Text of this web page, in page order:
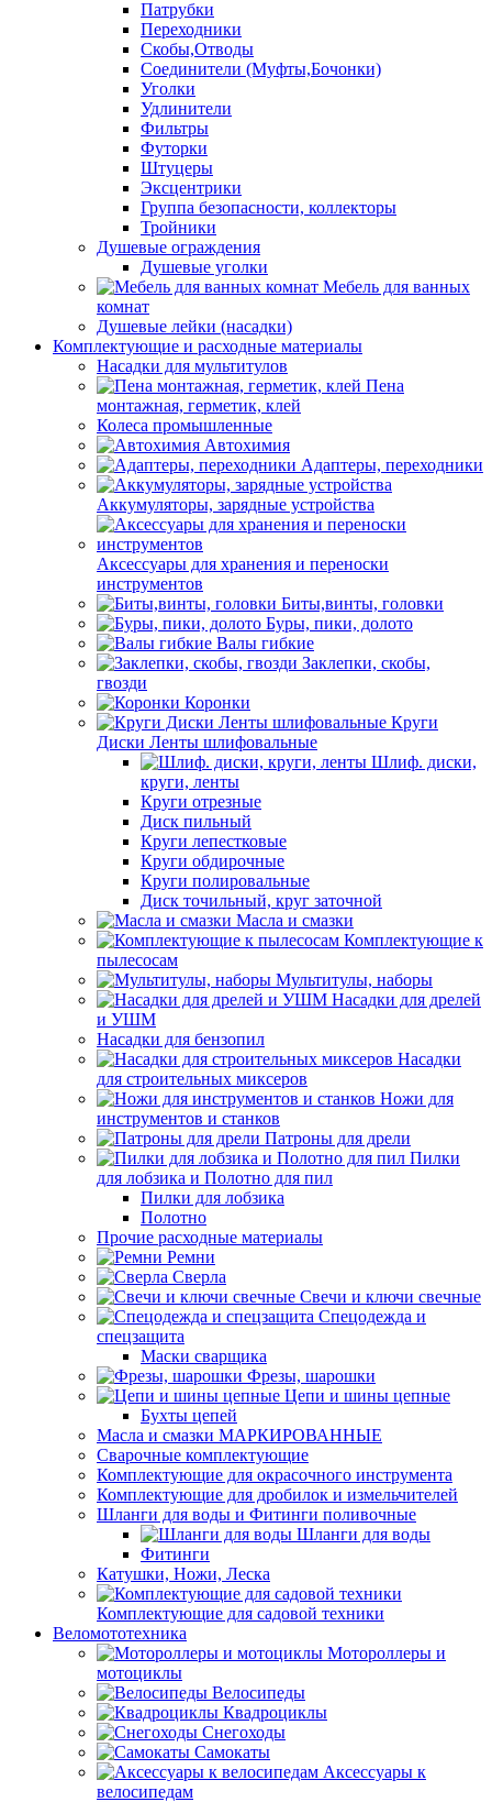
Патрубки
Переходники
Скобы,Отводы
Соединители (Муфты,Бочонки)
Уголки
Удлинители
Фильтры
Футорки
Штуцеры
Эксцентрики
Группа безопасности, коллекторы
Тройники
Душевые ограждения
Душевые уголки
Мебель для ванных
комнат
Душевые лейки (насадки)
Комплектующие и расходные материалы
Насадки для мультитулов
Пена
монтажная, герметик, клей
Колеса промышленные
Автохимия
Адаптеры, переходники
Аккумуляторы, зарядные устройства
Аксессуары для хранения и переноски
инструментов
Биты,винты, головки
Буры, пики, долото
Валы гибкие
Заклепки, скобы,
гвозди
Коронки
Круги
Диски Ленты шлифовальные
Шлиф. диски,
круги, ленты
Круги отрезные
Диск пильный
Круги лепестковые
Круги обдирочные
Круги полировальные
Диск точильный, круг заточной
Масла и смазки
Комплектующие к
пылесосам
Мультитулы, наборы
Насадки для дрелей
и УШМ
Насадки для бензопил
Насадки
для строительных миксеров
Ножи для
инструментов и станков
Патроны для дрели
Пилки
для лобзика и Полотно для пил
Пилки для лобзика
Полотно
Прочие расходные материалы
Ремни
Сверла
Свечи и ключи свечные
Спецодежда и
спецзащита
Маски сварщика
Фрезы, шарошки
Цепи и шины цепные
Бухты цепей
Масла и смазки МАРКИРОВАННЫЕ
Сварочные комплектующие
Комплектующие для окрасочного инструмента
Комплектующие для дробилок и измельчителей
Шланги для воды и Фитинги поливочные
Шланги для воды
Фитинги
Катушки, Ножи, Леска
Комплектующие для садовой техники
Веломототехника
Мотороллеры и
мотоциклы
Велосипеды
Квадроциклы
Снегоходы
Самокаты
Аксессуары к
велосипедам